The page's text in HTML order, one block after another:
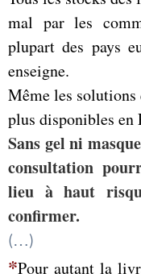
mal par les
plupart des pays
enseigne.
Même les solutions
plus disponibles en
Sans gel ni
consultation
lieu à haut
confirmer.
(…)
*Pour autant la